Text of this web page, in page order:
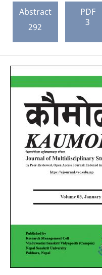
Abstract
292
PDF
3